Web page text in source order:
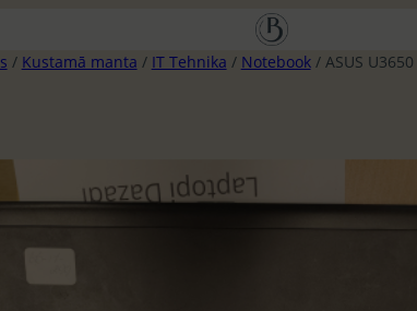
/ Kustamā manta / IT Tehnika / Notebook/ ASUS